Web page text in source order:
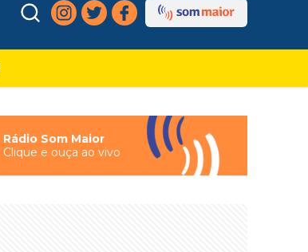
Rádio Som Maior
Clique e ouça ao vivo